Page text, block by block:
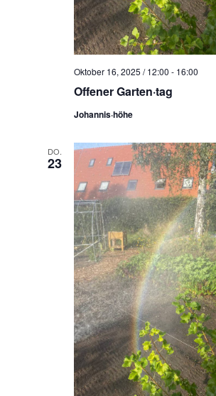
Offener Garten·tag
Oktober 16, 2025 / 12:00 - 16:00
Johannis·höhe
DO.
23